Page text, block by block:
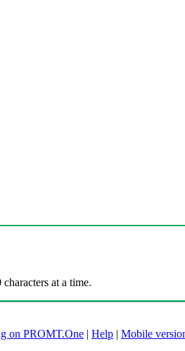
at a time.
on PROMT.One | Help | Mobile